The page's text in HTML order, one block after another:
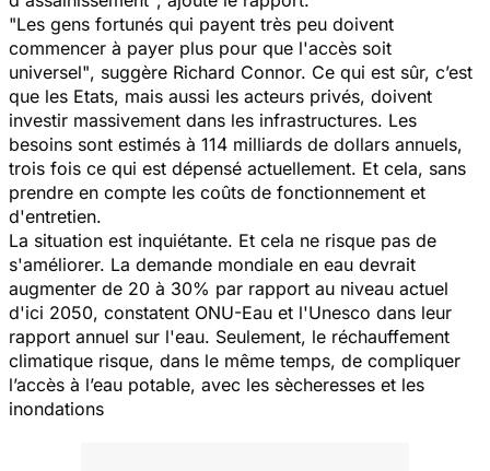
"Les gens fortunés qui payent très peu doivent
commencer à payer plus pour que l'accès soit
universel", suggère Richard Connor. Ce qui est sûr, c’est
que les Etats, mais aussi les acteurs privés, doivent
investir massivement dans les infrastructures. Les
besoins sont estimés à 114 milliards de dollars annuels,
trois fois ce qui est dépensé actuellement. Et cela, sans
prendre en compte les coûts de fonctionnement et
d'entretien.
La situation est inquiétante. Et cela ne risque pas de
s'améliorer. La demande mondiale en eau devrait
augmenter de 20 à 30% par rapport au niveau actuel
d'ici 2050, constatent ONU-Eau et l'Unesco dans leur
rapport annuel sur l'eau. Seulement, le réchauffement
climatique risque, dans le même temps, de compliquer
l’accès à l’eau potable, avec les sècheresses et les
inondations